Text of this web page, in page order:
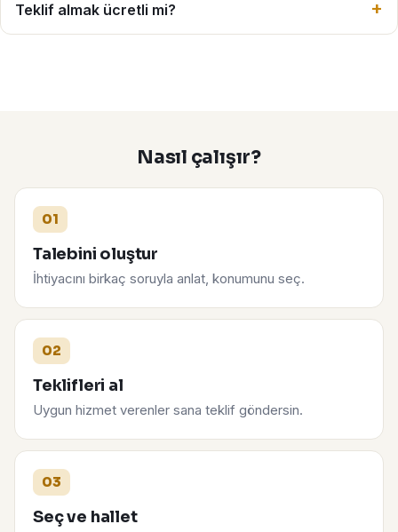
Teklif almak ücretli mi?
Nasıl çalışır?
01
Talebini oluştur
İhtiyacını birkaç soruyla anlat, konumunu seç.
02
Teklifleri al
Uygun hizmet verenler sana teklif göndersin.
03
Seç ve hallet